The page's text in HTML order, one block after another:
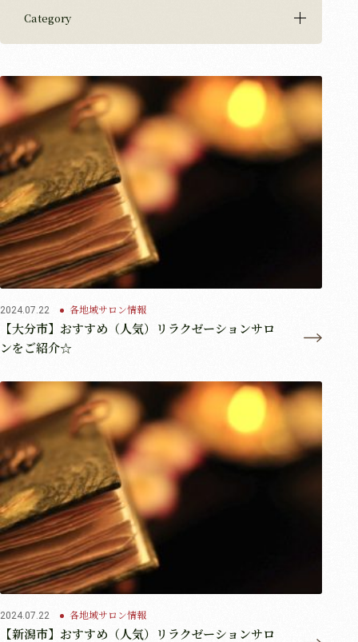
Category
2024.07.22 各地域サロン情報
【大分市】おすすめ（人気）リラクゼーションサロ
ンをご紹介☆
2024.07.22 各地域サロン情報
【新潟市】おすすめ（人気）リラクゼーションサロ